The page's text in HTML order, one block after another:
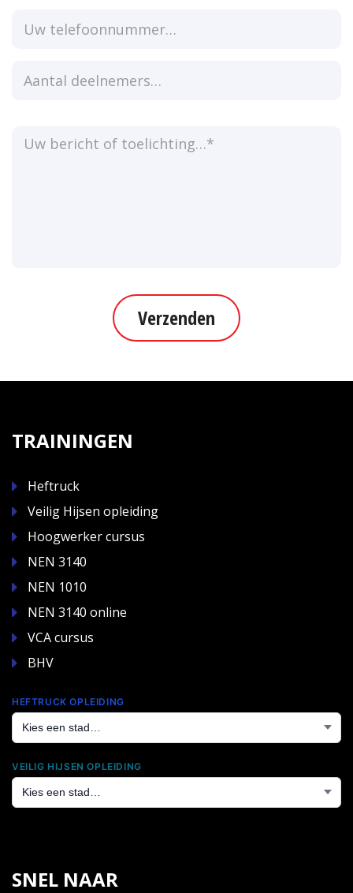
Verzenden
TRAININGEN
Heftruck
Veilig Hijsen opleiding
Hoogwerker cursus
NEN 3140
NEN 1010
NEN 3140 online
VCA cursus
BHV
HEFTRUCK OPLEIDING
VEILIG HIJSEN OPLEIDING
SNEL NAAR